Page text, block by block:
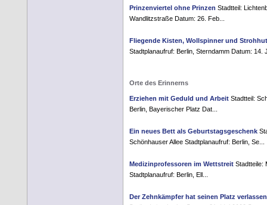
Prinzenviertel ohne Prinzen Stadtteil:
Wandlitzstraße Datum: 26. Feb...
Fliegende Kisten, Wollspinner und
Stadtplanaufruf: Berlin, Sterndamm Datum: 14.
Orte des Erinnerns
Erziehen mit Geduld und Arbeit Stadtteil:
Berlin, Bayerischer Platz Dat...
Ein neues Bett als Geburtstagsgeschenk
Schönhauser Allee Stadtplanaufruf: Berlin, Se...
Medizinprofessoren im Wettstreit Stadtteile:
Stadtplanaufruf: Berlin, Ell...
Der Zehnkämpfer hat seinen Platz verlassen